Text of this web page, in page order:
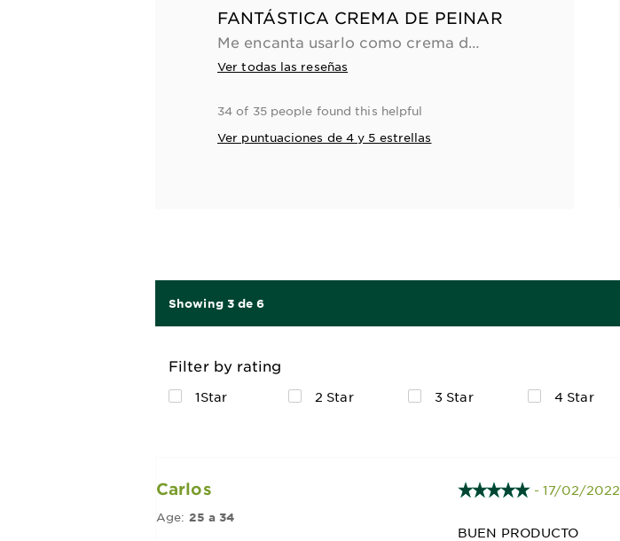
FANTÁSTICA CREMA DE PEINAR
Me encanta usarlo como crema de peinar, deja el cabello sedoso. Es muy ligero de textura, ideal para retocar mis rizos cada día. Soy de rizos 3b y 3c.
Ver todas las reseñas
34 of 35 people found this helpful
Ver puntuaciones de 4 y 5 estrellas
Showing 3 de 6
Filter by rating
1Star 2 Star 3 Star 4 Star
Carlos
Age: 25 a 34
- 17/02/2022
BUEN PRODUCTO